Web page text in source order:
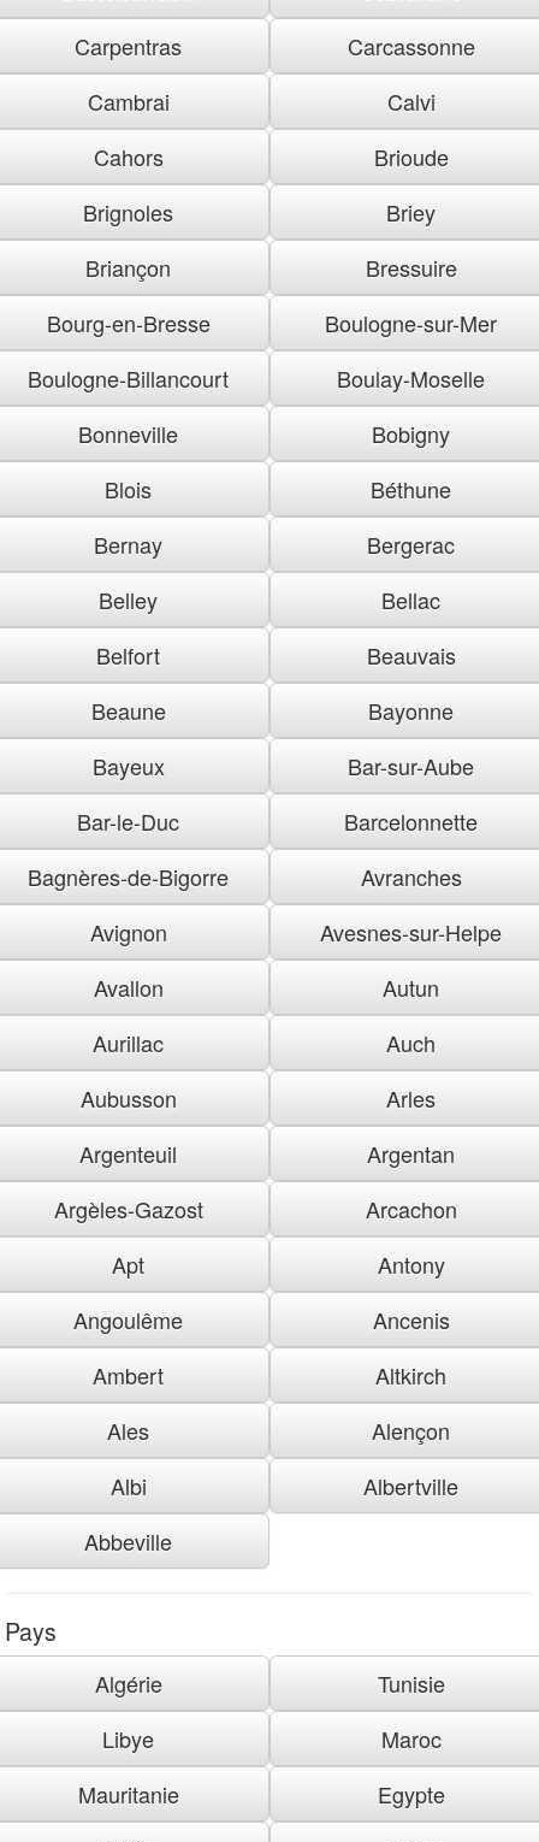
Carpentras
Carcassonne
Cambrai
Calvi
Cahors
Brioude
Brignoles
Briey
Briançon
Bressuire
Bourg-en-Bresse
Boulogne-sur-Mer
Boulogne-Billancourt
Boulay-Moselle
Bonneville
Bobigny
Blois
Béthune
Bernay
Bergerac
Belley
Bellac
Belfort
Beauvais
Beaune
Bayonne
Bayeux
Bar-sur-Aube
Bar-le-Duc
Barcelonnette
Bagnères-de-Bigorre
Avranches
Avignon
Avesnes-sur-Helpe
Avallon
Autun
Aurillac
Auch
Aubusson
Arles
Argenteuil
Argentan
Argèles-Gazost
Arcachon
Apt
Antony
Angoulême
Ancenis
Ambert
Altkirch
Ales
Alençon
Albi
Albertville
Abbeville
Pays
Algérie
Tunisie
Libye
Maroc
Mauritanie
Egypte